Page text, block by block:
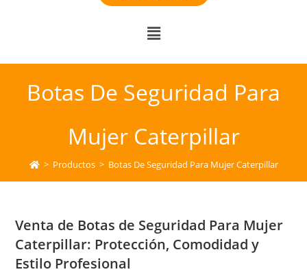
Botas De Seguridad Para
Mujer Caterpillar
> Productos > Botas De Seguridad Para Mujer Caterpillar
Venta de Botas de Seguridad Para Mujer
Caterpillar: Protección, Comodidad y
Estilo Profesional